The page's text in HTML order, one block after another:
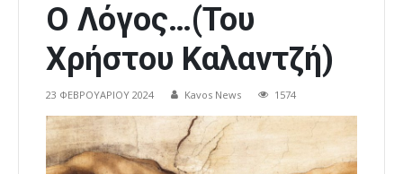
Ο Λόγος…(Του
Χρήστου Καλαντζή)
23 ΦΕΒΡΟΥΑΡΊΟΥ 2024 Kavos News 1574